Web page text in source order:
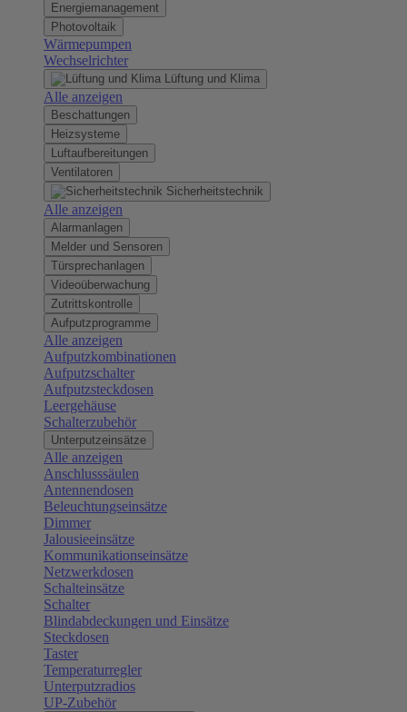
Energiemanagement
Photovoltaik
Wärmepumpen
Wechselrichter
Lüftung und Klima
Alle anzeigen
Beschattungen
Heizsysteme
Luftaufbereitungen
Ventilatoren
Sicherheitstechnik
Alle anzeigen
Alarmanlagen
Melder und Sensoren
Türsprechanlagen
Videoüberwachung
Zutrittskontrolle
Aufputzprogramme
Alle anzeigen
Aufputzkombinationen
Aufputzschalter
Aufputzsteckdosen
Leergehäuse
Schalterzubehör
Unterputzeinsätze
Alle anzeigen
Anschlusssäulen
Antennendosen
Beleuchtungseinsätze
Dimmer
Jalousieeinsätze
Kommunikationseinsätze
Netzwerkdosen
Schalteinsätze
Schalter
Blindabdeckungen und Einsätze
Steckdosen
Taster
Temperaturregler
Unterputzradios
UP-Zubehör